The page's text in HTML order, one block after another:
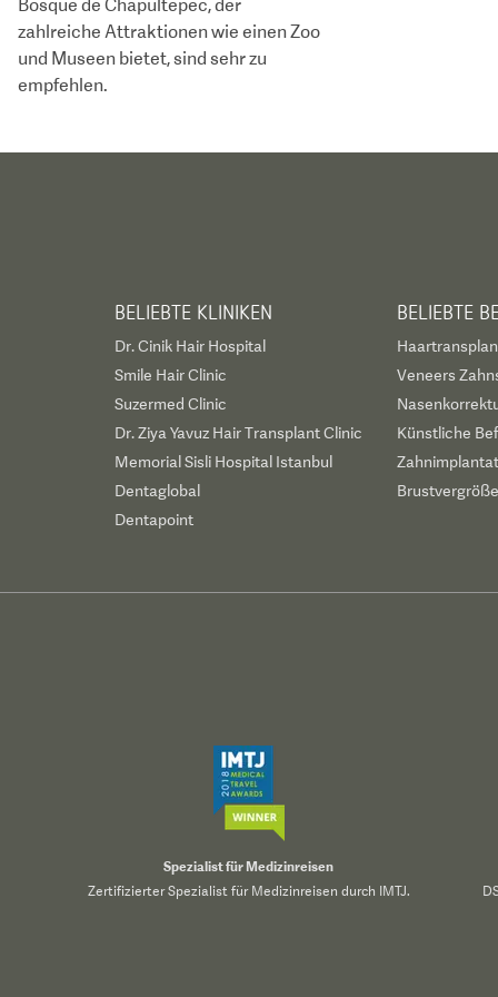
Bosque de Chapultepec, der
zahlreiche Attraktionen wie einen Zoo
und Museen bietet, sind sehr zu
empfehlen.
BELIEBTE KLINIKEN
Dr. Cinik Hair Hospital
Smile Hair Clinic
Suzermed Clinic
Dr. Ziya Yavuz Hair Transplant Clinic
Memorial Sisli Hospital Istanbul
Dentaglobal
Dentapoint
BELIEBTE
Veneers
Künstliche
Zahnimplantat
Spezialist für Medizinreisen
Zertifizierter Spezialist für Medizinreisen durch IMTJ.